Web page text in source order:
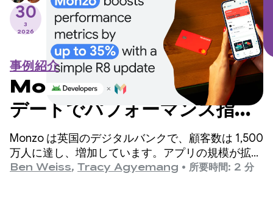
30
3
2026
事例紹介
Monzo は簡単な R8 アップ
デートでパフォーマンス指標
を最大 35% 向上
Monzo は英国のデジタルバンクで、顧客数は 1,500
万人に達し、増加しています。アプリの規模が拡大
するにつれて、エンジニアリング チームはアプリ
Ben Weiss, Tracy Agyemang • 所要時間: 2 分